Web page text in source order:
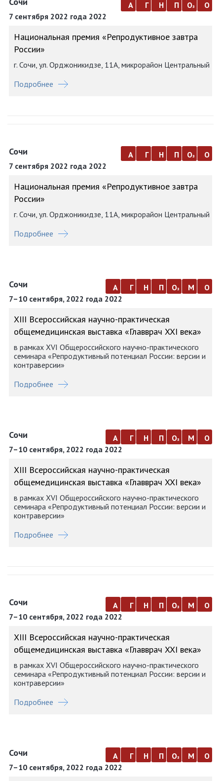
7 сентября 2022 года 2022
а г н п оз о
Национальная премия «Репродуктивное завтра
России»
г. Сочи, ул. Орджоникидзе, 11А, микрорайон Центральный
Подробнее
Сочи
7 сентября 2022 года 2022
а г н п оз о
Национальная премия «Репродуктивное завтра
России»
г. Сочи, ул. Орджоникидзе, 11А, микрорайон Центральный
Подробнее
Сочи
7–10 сентября, 2022 года 2022
а г н п оз м о
ХIII Всероссийская научно-практическая
общемедицинская выставка «Главврач XXI века»
в рамках XVI Общероссийского научно-практического
семинара «Репродуктивный потенциал России: версии и
контраверсии»
Подробнее
Сочи
7–10 сентября, 2022 года 2022
а г н п оз м о
ХIII Всероссийская научно-практическая
общемедицинская выставка «Главврач XXI века»
в рамках XVI Общероссийского научно-практического
семинара «Репродуктивный потенциал России: версии и
контраверсии»
Подробнее
Сочи
7–10 сентября, 2022 года 2022
а г н п оз м о
ХIII Всероссийская научно-практическая
общемедицинская выставка «Главврач XXI века»
в рамках XVI Общероссийского научно-практического
семинара «Репродуктивный потенциал России: версии и
контраверсии»
Подробнее
Сочи
7–10 сентября, 2022 года 2022
а г н п оз м о